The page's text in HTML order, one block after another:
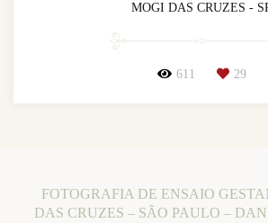
MOGI DAS CRUZES -
611 29
FOTOGRAFIA DE ENSAIO
DAS CRUZES – SÃO PAULO –